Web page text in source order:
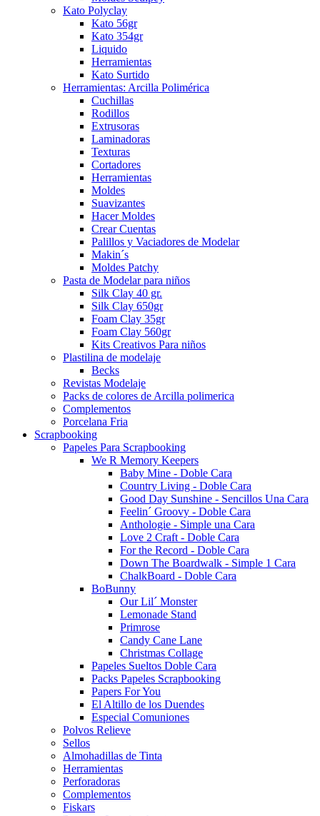
Kato Polyclay
Kato 56gr
Kato 354gr
Liquido
Herramientas
Kato Surtido
Herramientas: Arcilla Polimérica
Cuchillas
Rodillos
Extrusoras
Laminadoras
Texturas
Cortadores
Herramientas
Moldes
Suavizantes
Hacer Moldes
Crear Cuentas
Palillos y Vaciadores de Modelar
Makin´s
Moldes Patchy
Pasta de Modelar para niños
Silk Clay 40 gr.
Silk Clay 650gr
Foam Clay 35gr
Foam Clay 560gr
Kits Creativos Para niños
Plastilina de modelaje
Becks
Revistas Modelaje
Packs de colores de Arcilla polimerica
Complementos
Porcelana Fria
Scrapbooking
Papeles Para Scrapbooking
We R Memory Keepers
Baby Mine - Doble Cara
Country Living - Doble Cara
Good Day Sunshine - Sencillos Una Cara
Feelin´ Groovy - Doble Cara
Anthologie - Simple una Cara
Love 2 Craft - Doble Cara
For the Record - Doble Cara
Down The Boardwalk - Simple 1 Cara
ChalkBoard - Doble Cara
BoBunny
Our Lil´ Monster
Lemonade Stand
Primrose
Candy Cane Lane
Christmas Collage
Papeles Sueltos Doble Cara
Packs Papeles Scrapbooking
Papers For You
El Altillo de los Duendes
Especial Comuniones
Polvos Relieve
Sellos
Almohadillas de Tinta
Herramientas
Perforadoras
Complementos
Fiskars